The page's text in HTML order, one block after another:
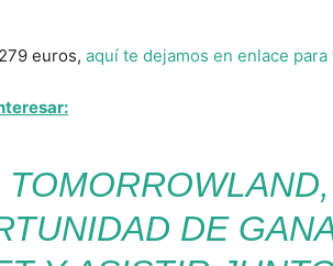
euros, aquí te dejamos en enlace
DE